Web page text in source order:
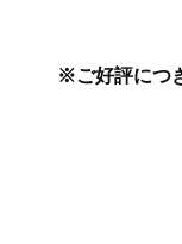
※ご好評につ